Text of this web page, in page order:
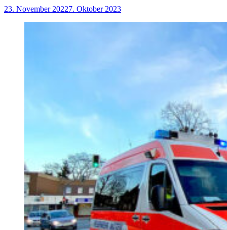
23. November 20227. Oktober 2023